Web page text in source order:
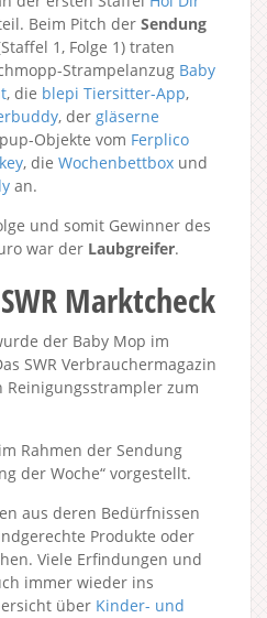
Beim Pitch der Sendung
1, Folge 1) traten
Strampelanzug Baby
, die blepi Tiersitter-App,
, der gläserne
Objekte vom Ferplico
, die Wochenbettbox und
an.
und somit Gewinner des
war der Laubgreifer.
Marktcheck
der Baby Mop im
SWR Verbrauchermagazin
Reinigungsstrampler zum
Rahmen der Sendung
der Woche“ vorgestellt.
aus deren Bedürfnissen
Produkte oder
Viele Erfindungen und
immer wieder ins
über Kinder- und